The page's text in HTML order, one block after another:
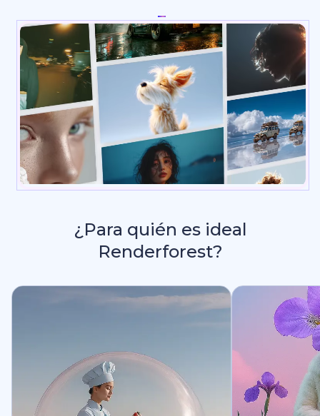
Intros y a
¿Para quién es ideal
Renderforest?